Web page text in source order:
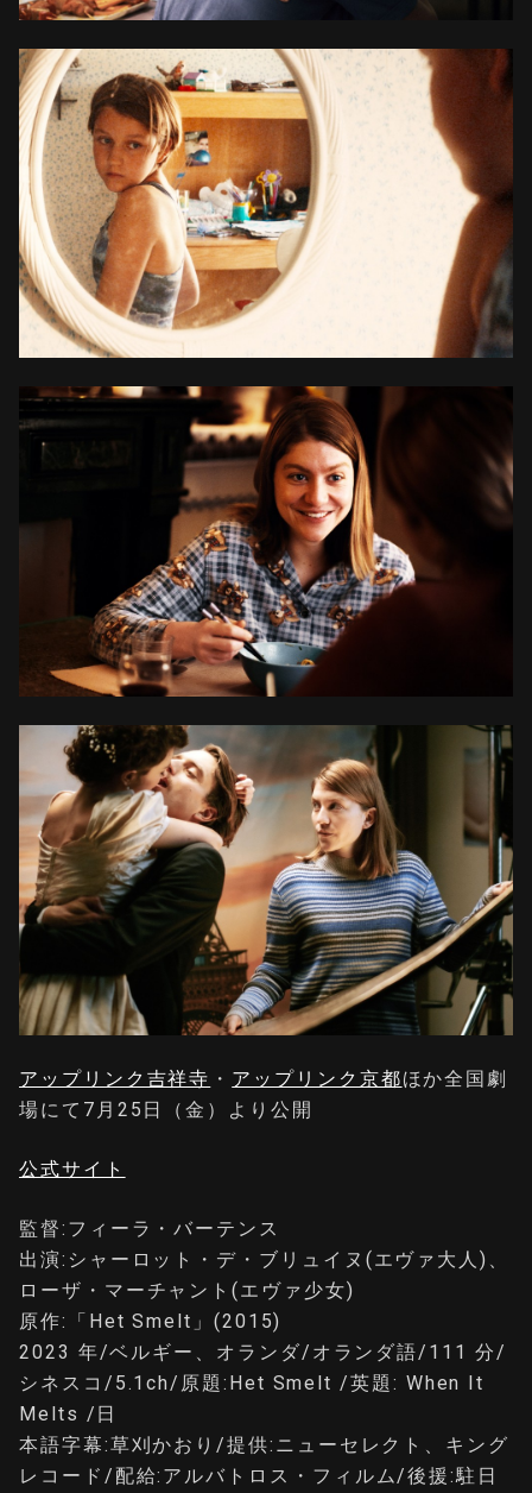
アップリンク吉祥寺 ・ アップリンク京都ほか全国劇
場にて7月25日（金）より公開
公式サイト
監督:フィーラ・バーテンス
出演:シャーロット・デ・ブリュイヌ(エヴァ大人)、
ローザ・マーチャント(エヴァ少女)
原作:「Het Smelt」(2015)
2023 年/ベルギー、オランダ/オランダ語/111 分/
シネスコ/5.1ch/原題:Het Smelt /英題: When It
Melts /日
本語字幕:草刈かおり/提供:ニューセレクト、キング
レコード/配給:アルバトロス・フィルム/後援:駐日